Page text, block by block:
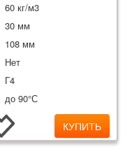
60 кг/м3
30 мм
108 мм
Нет
Г4
до 90°С
КУПИТЬ